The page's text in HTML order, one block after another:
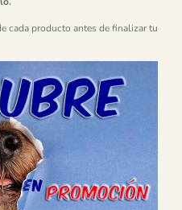
cada producto antes de finalizar tu